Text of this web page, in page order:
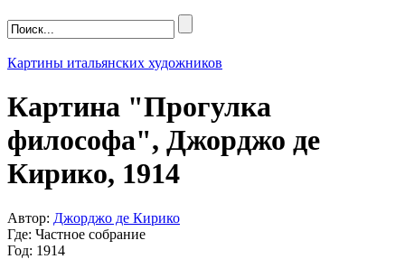
Картины итальянских художников
Картина "Прогулка
философа", Джорджо де
Кирико, 1914
Автор: Джорджо де Кирико
Где: Частное собрание
Год: 1914